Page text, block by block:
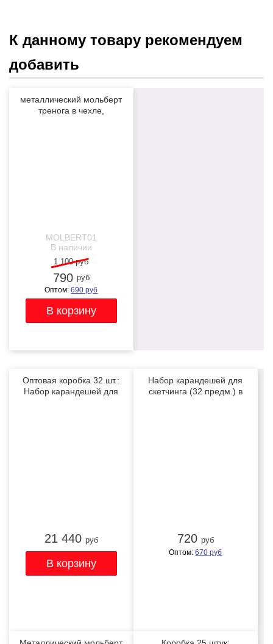
К данному товару рекомендуем
добавить
металлический мольберт
тренога в чехле,
MOLBERT01
В наличии
1 100 руб
790 руб
Оптом:690 руб
Оптовая коробка 32 шт.:
Набор карандешей для
21 440 руб
Набор карандешей для
скетчинга (32 предм.) в
720 руб
Оптом:670 руб